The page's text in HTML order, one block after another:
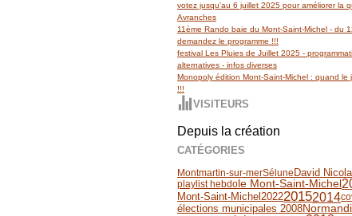
votez jusqu'au 6 juillet 2025 pour améliorer la
Avranches
11ème Rando baie du Mont-Saint-Michel - du
demandez le programme !!!
festival Les Pluies de Juillet 2025 -
alternatives - infos diverses
Monopoly édition Mont-Saint-Michel : quand le
!!!
VISITEURS
Depuis la création
CATÉGORIES
Montmartin-sur-merSélune David
playlist hebdo le Mont-Saint-Michel
Mont-Saint-Michel 202220152014
élections municipales 2008